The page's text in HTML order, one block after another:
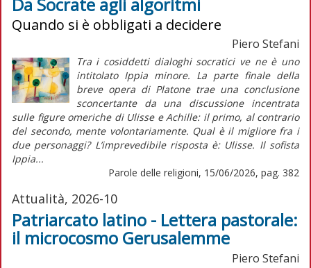
Quando si è obbligati a decidere
Piero Stefani
Tra i cosiddetti dialoghi socratici ve ne è uno
intitolato Ippia minore. La parte finale della
breve opera di Platone trae una conclusione
sconcertante da una discussione incentrata
sulle figure omeriche di Ulisse e Achille: il primo, al contrario
del secondo, mente volontariamente. Qual è il migliore fra i
due personaggi? L’imprevedibile risposta è: Ulisse. Il sofista
Ippia...
Parole delle religioni, 15/06/2026, pag. 382
Attualità, 2026-10
Patriarcato latino - Lettera pastorale:
il microcosmo Gerusalemme
Piero Stefani